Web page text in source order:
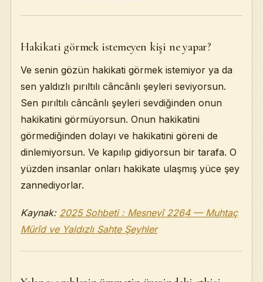
Hakikati görmek istemeyen kişi ne yapar?
Ve senin gözün hakikati görmek istemiyor ya da
sen yaldızlı pırıltılı câncânlı şeyleri seviyorsun.
Sen pırıltılı câncânlı şeyleri sevdiğinden onun
hakikatini görmüyorsun. Onun hakikatini
görmediğinden dolayı ve hakikatini göreni de
dinlemiyorsun. Ve kapılıp gidiyorsun bir tarafa. O
yüzden insanlar onları hakikate ulaşmış yüce şey
zannediyorlar.
Kaynak: 2025 Sohbeti : Mesnevî 2264 — Muhtaç
Mürîd ve Yaldızlı Sahte Şeyhler